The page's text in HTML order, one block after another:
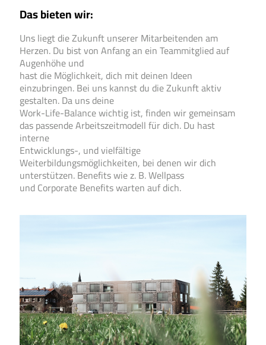
Das bieten wir:
Uns liegt die Zukunft unserer Mitarbeitenden am
Herzen. Du bist von Anfang an ein Teammitglied auf
Augenhöhe und
hast die Möglichkeit, dich mit deinen Ideen
einzubringen. Bei uns kannst du die Zukunft aktiv
gestalten. Da uns deine
Work-Life-Balance wichtig ist, finden wir gemeinsam
das passende Arbeitszeitmodell für dich. Du hast
interne
Entwicklungs-, und vielfältige
Weiterbildungsmöglichkeiten, bei denen wir dich
unterstützen. Benefits wie z. B. Wellpass
und Corporate Benefits warten auf dich.